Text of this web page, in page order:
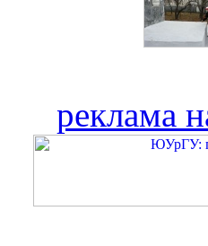
реклама